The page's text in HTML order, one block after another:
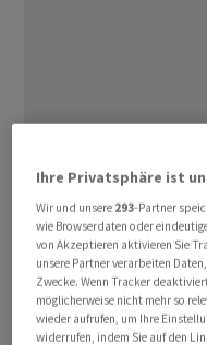
Der Dow Jones
mit plus 0,5 Prozent
Richtung seines
bekannteste Wall-
Donnerstag bei etwas
Ihre Privatsphäre ist
Wir und unsere 293-Partner
wie Browserdaten oder
von Akzeptieren aktivieren Sie
unsere Partner verarbeiten
Zwecke. Wenn Tracker
möglicherweise nicht mehr so
wieder aufrufen, um Ihre
widerrufen, indem Sie auf den